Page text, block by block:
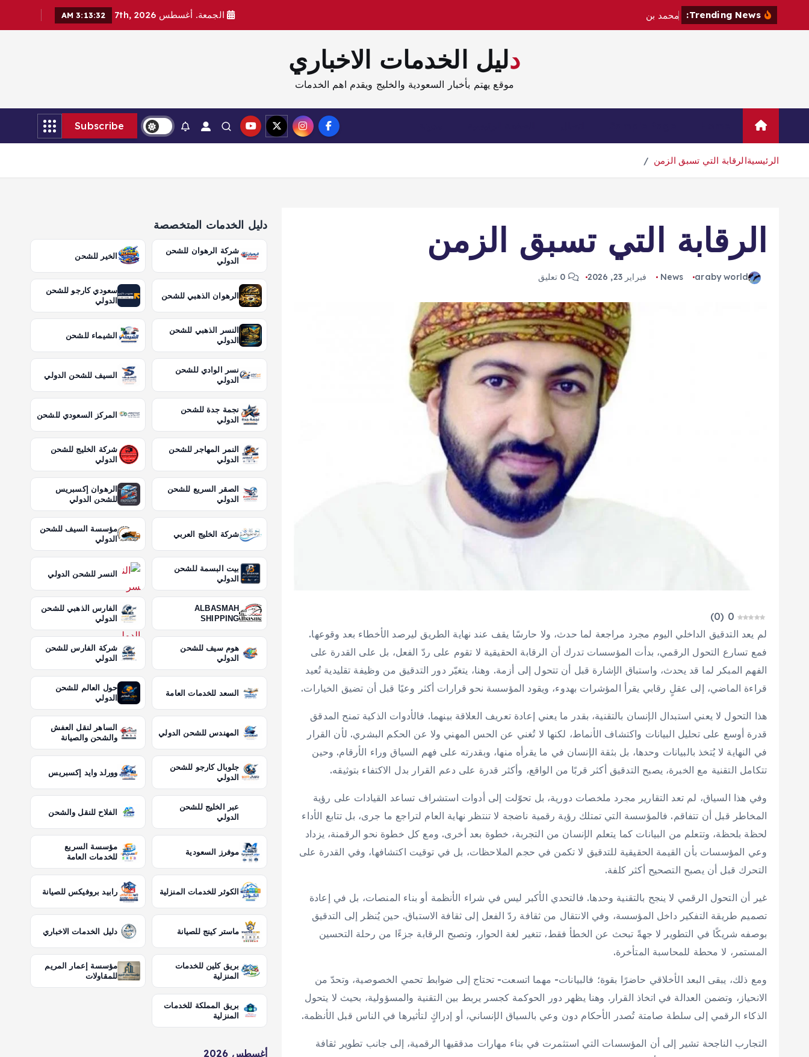
محمد بن الجمعة. أغسطس 7th, 2026 3:13:33 AM
دليل الخدمات الاخباري
موقع يهتم بأخبار السعودية والخليج ويقدم اهم الخدمات
Subscribe
الرئيسيةالرقابة التي تسبق الزمن
الرقابة التي تسبق الزمن
araby world
News فبراير 23, 2026
0
(
0
)
لم يعد التدقيق الداخلي اليوم مجرد مراجعة لما حدث، ولا حارسًا يقف عند نهاية الطريق ليرصد الأخطاء بعد وقوعها.
فمع تسارع التحول الرقمي، بدأت المؤسسات تدرك أن الرقابة الحقيقية لا تقوم على ردّ الفعل، بل على القدرة على
الفهم المبكر لما قد يحدث، واستباق الإشارة قبل أن تتحول إلى أزمة. وهنا، يتغيّر دور التدقيق من وظيفة تقليدية تُعيد
قراءة الماضي، إلى عقلٍ رقابي يقرأ المؤشرات بهدوء، ويقود المؤسسة نحو قرارات أكثر وعيًا قبل أن تضيق الخيارات.
هذا التحول لا يعني استبدال الإنسان بالتقنية، بقدر ما يعني إعادة تعريف العلاقة بينهما. فالأدوات الذكية تمنح المدقق
قدرة أوسع على تحليل البيانات واكتشاف الأنماط، لكنها لا تُغني عن الحس المهني ولا عن الحكم البشري. لأن القرار
في النهاية لا يُتخذ بالبيانات وحدها، بل بثقة الإنسان في ما يقرأه منها، وبقدرته على فهم السياق وراء الأرقام. وحين
تتكامل التقنية مع الخبرة، يصبح التدقيق أكثر قربًا من الواقع، وأكثر قدرة على دعم القرار بدل الاكتفاء بتوثيقه.
وفي هذا السياق، لم تعد التقارير مجرد ملخصات دورية، بل تحوّلت إلى أدوات استشراف تساعد القيادات على رؤية
المخاطر قبل أن تتفاقم. فالمؤسسة التي تمتلك رؤية رقمية ناضجة لا تنتظر نهاية العام لتراجع ما جرى، بل تتابع الأداء
لحظة بلحظة، وتتعلم من البيانات كما يتعلم الإنسان من التجربة، خطوة بعد أخرى. ومع كل خطوة نحو الرقمنة، يزداد
وعي المؤسسات بأن القيمة الحقيقية للتدقيق لا تكمن في حجم الملاحظات، بل في توقيت اكتشافها، وفي القدرة على
التحرك قبل أن يصبح التصحيح أكثر كلفة.
غير أن التحول الرقمي لا ينجح بالتقنية وحدها. فالتحدي الأكبر ليس في شراء الأنظمة أو بناء المنصات، بل في إعادة
تصميم طريقة التفكير داخل المؤسسة، وفي الانتقال من ثقافة ردّ الفعل إلى ثقافة الاستباق. حين يُنظر إلى التدقيق
بوصفه شريكًا في التطوير لا جهةً تبحث عن الخطأ فقط، تتغير لغة الحوار، وتصبح الرقابة جزءًا من رحلة التحسين
المستمر، لا محطة للمحاسبة المتأخرة.
ومع ذلك، يبقى البعد الأخلاقي حاضرًا بقوة؛ فالبيانات- مهما اتسعت- تحتاج إلى ضوابط تحمي الخصوصية، وتحدّ من
الانحياز، وتضمن العدالة في اتخاذ القرار. وهنا يظهر دور الحوكمة كجسر يربط بين التقنية والمسؤولية، بحيث لا يتحول
الذكاء الرقمي إلى سلطة صامتة تُصدر الأحكام دون وعي بالسياق الإنساني، أو إدراكٍ لتأثيرها في الناس قبل الأنظمة.
التجارب الناجحة تشير إلى أن المؤسسات التي استثمرت في بناء مهارات مدققيها الرقمية، إلى جانب تطوير ثقافة
دليل الخدمات المتخصصة
شركة الرهوان للشحن
الدولي
الخير للشحن
الرهوان الذهبي للشحن
سعودي كارجو للشحن
الدولي
النسر الذهبي للشحن
الدولي
الشيماء للشحن
نسر الوادي للشحن
الدولي
السيف للشحن الدولي
نجمة جدة للشحن
الدولي
المركز السعودي للشحن
النمر المهاجر للشحن
الدولي
شركة الخليج للشحن
الدولي
الصقر السريع للشحن
الدولي
الرهوان إكسبريس
للشحن الدولي
شركة الخليج العربي
مؤسسة السيف للشحن
الدولي
بيت البسمة للشحن
الدولي
النسر للشحن الدولي
ALBASMAH
SHIPPING
الفارس الذهبي للشحن
الدولي
هوم سيف للشحن
الدولي
شركة الفارس للشحن
الدولي
السعد للخدمات العامة
حول العالم للشحن
الدولي
المهندس للشحن الدولي
الساهر لنقل العفش
والشحن والصيانة
جلوبال كارجو للشحن
الدولي
وورلد وايد إكسبريس
عبر الخليج للشحن
الدولي
الفلاح للنقل والشحن
موفرز السعودية
مؤسسة السريع
للخدمات العامة
الكوثر للخدمات المنزلية رابيد بروفيكس للصيانة
ماستر كينج للصيانة دليل الخدمات الاخباري
بريق كلين للخدمات
المنزلية
مؤسسة إعمار المريم
للمقاولات
بريق المملكة للخدمات
المنزلية
أغسطس 2026